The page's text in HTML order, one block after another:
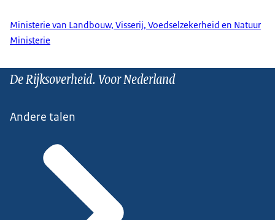
Ministerie van Landbouw, Visserij, Voedselzekerheid en Natuur
Ministerie
De Rijksoverheid. Voor Nederland
Andere talen